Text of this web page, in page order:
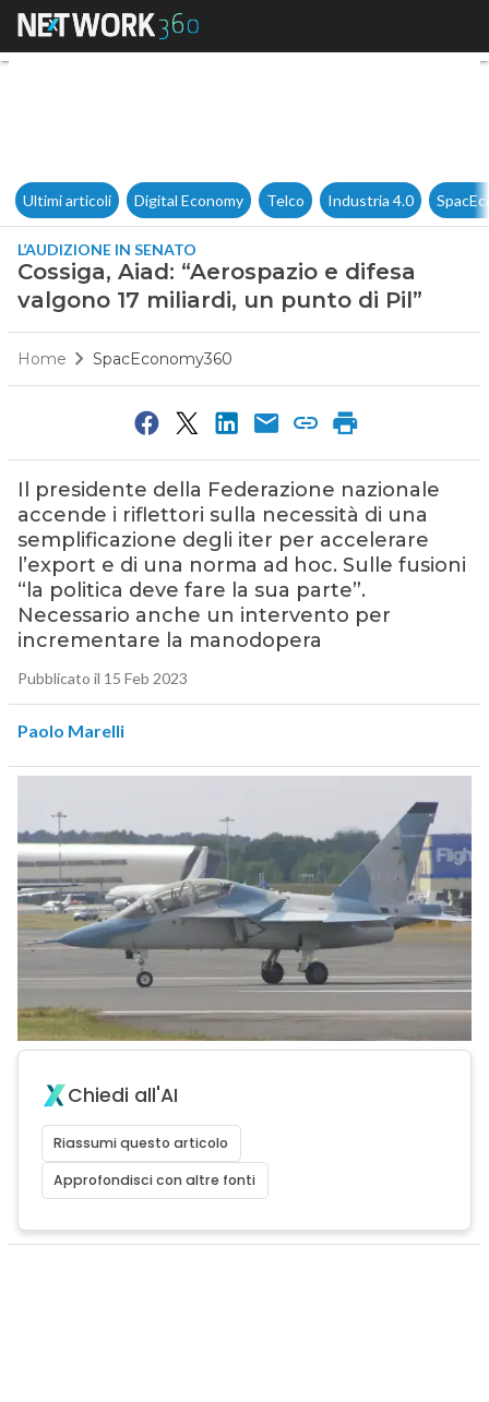
Cossiga, Aiad: “Aerospazio e
Ultimi articoli Digital Economy Telco Industria 4.0
L’AUDIZIONE IN SENATO
Cossiga, Aiad: “Aerospazio e difesa
valgono 17 miliardi, un punto di Pil”
Home SpacEconomy360
Il presidente della Federazione nazionale
accende i riflettori sulla necessità di una
semplificazione degli iter per accelerare
l’export e di una norma ad hoc. Sulle fusioni
“la politica deve fare la sua parte”.
Necessario anche un intervento per
incrementare la manodopera
Pubblicato il 15 Feb 2023
Paolo Marelli
Chiedi all'AI
Riassumi questo articolo
Approfondisci con altre fonti